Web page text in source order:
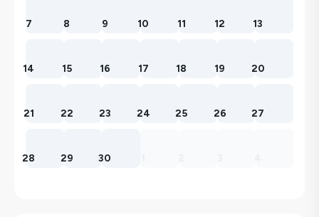
7 8 9 10 11 12 13
14 15 16 17 18 19 20
21 22 23 24 25 26 27
28 29 30